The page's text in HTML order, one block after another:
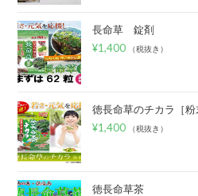
長命草 錠剤
¥1,400 （税抜き）
徳長命草のチカラ［粉
¥1,400 （税抜き）
徳長命草茶